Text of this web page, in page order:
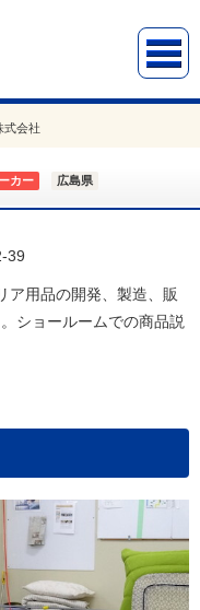
式会社
カー 広島県
39
ア用品の開発、製造、販
ショールームでの商品説